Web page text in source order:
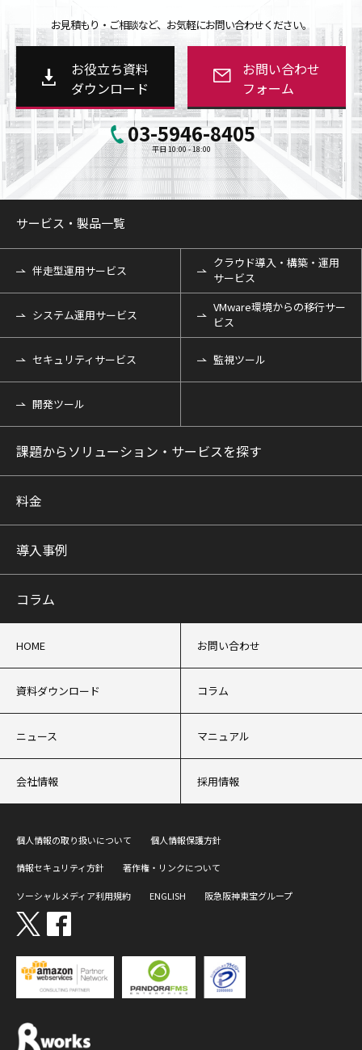
お見積もり・ご相談など、お気軽にお問い合わせください。
お役立ち資料
ダウンロード
お問い合わせ
フォーム
03-5946-8405
平日 10:00 - 18:00
サービス・製品一覧
伴走型運用サービス
クラウド導入・構築・運用
サービス
システム運用サービス
VMware環境からの移行サー
ビス
セキュリティサービス 監視ツール
開発ツール
課題からソリューション・サービスを探す
料金
導入事例
コラム
HOME お問い合わせ
資料ダウンロード コラム
ニュース マニュアル
会社情報 採用情報
個人情報の取り扱いについて 個人情報保護方針
情報セキュリティ方針 著作権・リンクについて
ソーシャルメディア利用規約 ENGLISH 阪急阪神東宝グループ